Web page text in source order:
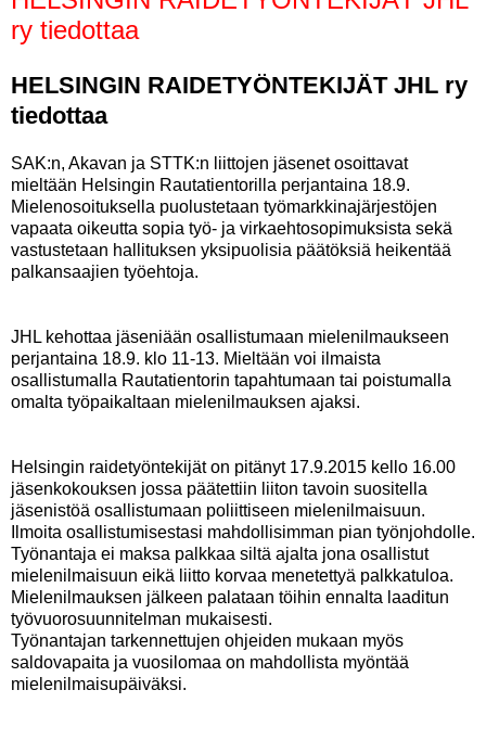
ry tiedottaa
HELSINGIN RAIDETYÖNTEKIJÄT JHL ry
tiedottaa
SAK:n, Akavan ja STTK:n liittojen jäsenet osoittavat
mieltään Helsingin Rautatientorilla perjantaina 18.9.
Mielenosoituksella puolustetaan työmarkkinajärjestöjen
vapaata oikeutta sopia työ- ja virkaehtosopimuksista sekä
vastustetaan hallituksen yksipuolisia päätöksiä heikentää
palkansaajien työehtoja.
JHL kehottaa jäseniään osallistumaan mielenilmaukseen
perjantaina 18.9. klo 11-13. Mieltään voi ilmaista
osallistumalla Rautatientorin tapahtumaan tai poistumalla
omalta työpaikaltaan mielenilmauksen ajaksi.
Helsingin raidetyöntekijät on pitänyt 17.9.2015 kello 16.00
jäsenkokouksen jossa päätettiin liiton tavoin suositella
jäsenistöä osallistumaan poliittiseen mielenilmaisuun.
Ilmoita osallistumisestasi mahdollisimman pian työnjohdolle.
Työnantaja ei maksa palkkaa siltä ajalta jona osallistut
mielenilmaisuun eikä liitto korvaa menetettyä palkkatuloa.
Mielenilmauksen jälkeen palataan töihin ennalta laaditun
työvuorosuunnitelman mukaisesti.
Työnantajan tarkennettujen ohjeiden mukaan myös
saldovapaita ja vuosilomaa on mahdollista myöntää
mielenilmaisupäiväksi.